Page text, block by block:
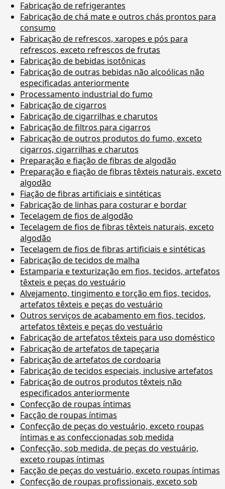
Fabricação de refrigerantes
Fabricação de chá mate e outros chás prontos para
consumo
Fabricação de refrescos, xaropes e pós para
refrescos, exceto refrescos de frutas
Fabricação de bebidas isotônicas
Fabricação de outras bebidas não alcoólicas não
especificadas anteriormente
Processamento industrial do fumo
Fabricação de cigarros
Fabricação de cigarrilhas e charutos
Fabricação de filtros para cigarros
Fabricação de outros produtos do fumo, exceto
cigarros, cigarrilhas e charutos
Preparação e fiação de fibras de algodão
Preparação e fiação de fibras têxteis naturais, exceto
algodão
Fiação de fibras artificiais e sintéticas
Fabricação de linhas para costurar e bordar
Tecelagem de fios de algodão
Tecelagem de fios de fibras têxteis naturais, exceto
algodão
Tecelagem de fios de fibras artificiais e sintéticas
Fabricação de tecidos de malha
Estamparia e texturização em fios, tecidos, artefatos
têxteis e peças do vestuário
Alvejamento, tingimento e torção em fios, tecidos,
artefatos têxteis e peças do vestuário
Outros serviços de acabamento em fios, tecidos,
artefatos têxteis e peças do vestuário
Fabricação de artefatos têxteis para uso doméstico
Fabricação de artefatos de tapeçaria
Fabricação de artefatos de cordoaria
Fabricação de tecidos especiais, inclusive artefatos
Fabricação de outros produtos têxteis não
especificados anteriormente
Confecção de roupas íntimas
Facção de roupas íntimas
Confecção de peças do vestuário, exceto roupas
íntimas e as confeccionadas sob medida
Confecção, sob medida, de peças do vestuário,
exceto roupas íntimas
Facção de peças do vestuário, exceto roupas íntimas
Confecção de roupas profissionais, exceto sob